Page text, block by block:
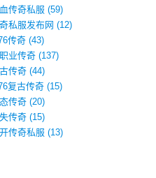
传奇私服 (59)
私服发布网 (12)
传奇 (43)
业传奇 (137)
传奇 (44)
复古传奇 (15)
传奇 (20)
传奇 (15)
传奇私服 (13)